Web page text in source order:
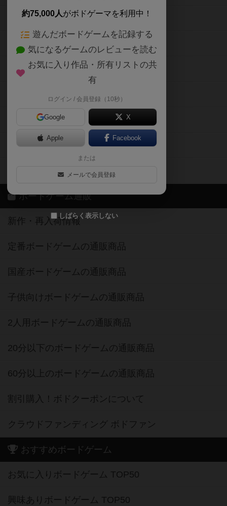
約75,000人がボドゲーマを利用中！
遊んだボードゲームを記録する
気になるゲームのレビューを読む
お気に入り作品・所有リストの共
有
ログイン / 会員登録（10秒）
Google X
Apple Facebook
または
メールで会員登録
しばらく表示しない
ボードゲームの新着レビュー
ボードゲーム会情報
メカニクス特集
掲示板・トピックス
ボドとも・会員一覧
ボードゲーム業界コラム
ボドゲーマご利用案内
ボードゲーム通販
新作・再入荷情報
定番ボードゲームの通販商品
国産ボードゲームの通販商品
子供向けボードゲームの通販商品
2人用ボードゲームの通販商品
20分以下のボードゲームの通販商品
60分以上のボードゲームの通販商品
割引購入！ボドクーポンについて
クラウドファンディング ボドファン
おすすめボードゲーム
お気に入りボードゲーム TOP50
興味ありボードゲーム TOP50